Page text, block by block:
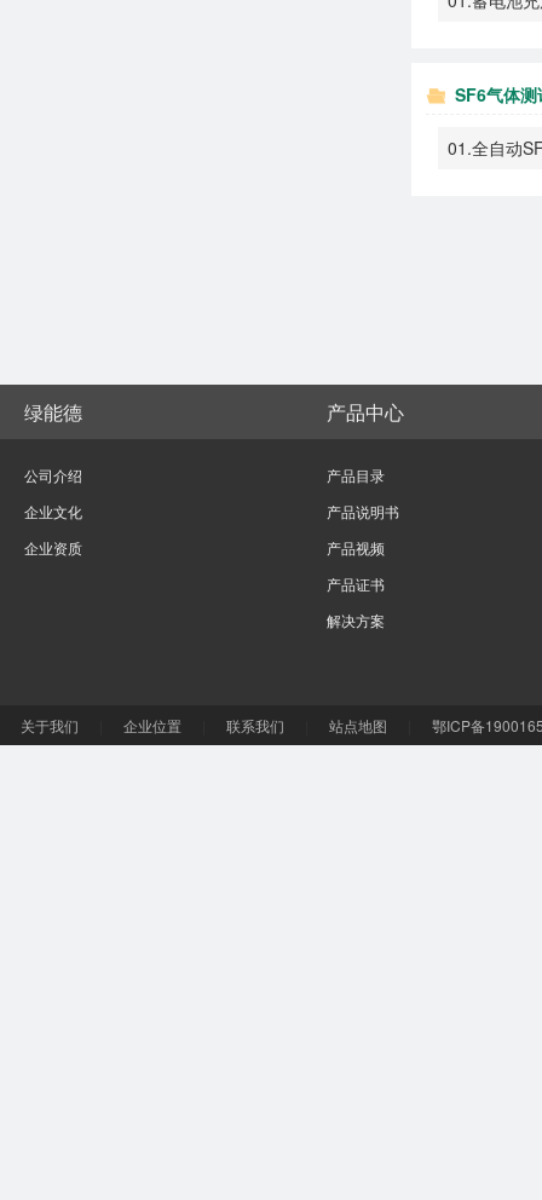
SF6气体测
01.全自动
绿能德 产品中心
公司介绍
企业文化
企业资质
产品目录
产品说明书
产品视频
产品证书
解决方案
关于我们 企业位置 联系我们 站点地图 鄂ICP备